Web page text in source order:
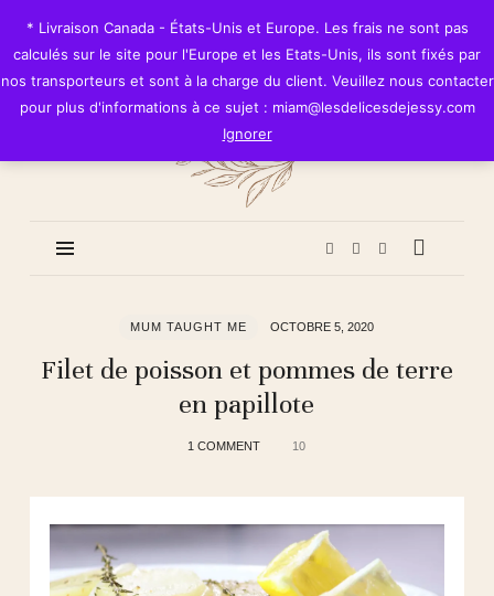
Les
Délices
de
Jessy
MUM TAUGHT ME OCTOBRE 5, 2020
Filet de poisson et pommes de terre
en papillote
1 COMMENT 10
* Livraison Canada - États-Unis et Europe. Les frais ne sont pas
calculés sur le site pour l'Europe et les Etats-Unis, ils sont fixés par
nos transporteurs et sont à la charge du client. Veuillez nous contacter
pour plus d'informations à ce sujet : miam@lesdelicesdejessy.com
Ignorer